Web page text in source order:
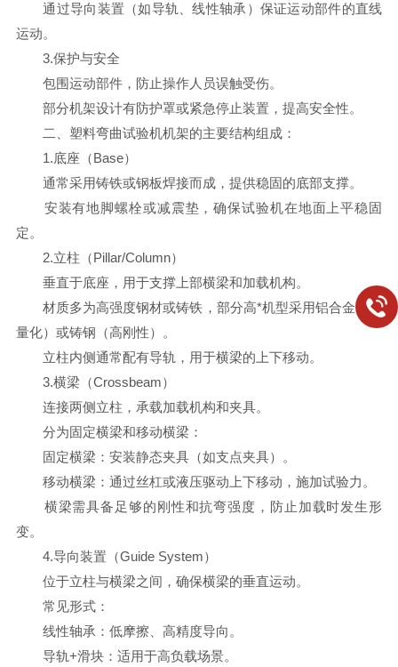
通过导向装置（如导轨、线性轴承）保证运动部件的直线
运动。
3.保护与安全
包围运动部件，防止操作人员误触受伤。
部分机架设计有防护罩或紧急停止装置，提高安全性。
二、塑料弯曲试验机机架的主要结构组成：
1.底座（Base）
通常采用铸铁或钢板焊接而成，提供稳固的底部支撑。
安装有地脚螺栓或减震垫，确保试验机在地面上平稳固
定。
2.立柱（Pillar/Column）
垂直于底座，用于支撑上部横梁和加载机构。
材质多为高强度钢材或铸铁，部分高*机型采用铝合金（轻
量化）或铸钢（高刚性）。
立柱内侧通常配有导轨，用于横梁的上下移动。
3.横梁（Crossbeam）
连接两侧立柱，承载加载机构和夹具。
分为固定横梁和移动横梁：
固定横梁：安装静态夹具（如支点夹具）。
移动横梁：通过丝杠或液压驱动上下移动，施加试验力。
横梁需具备足够的刚性和抗弯强度，防止加载时发生形
变。
4.导向装置（Guide System）
位于立柱与横梁之间，确保横梁的垂直运动。
常见形式：
线性轴承：低摩擦、高精度导向。
导轨+滑块：适用于高负载场景。